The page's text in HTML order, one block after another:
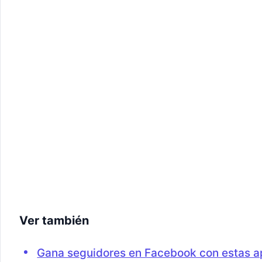
Ver también
Gana seguidores en Facebook con estas